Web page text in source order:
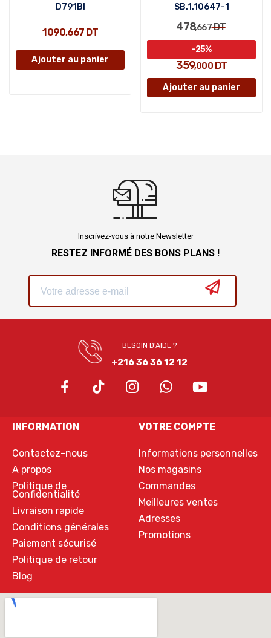
D791BI
1 090,667 DT
Ajouter au panier
SB.1.10647-1
478,667DT
359,000DT
-25%
Ajouter au panier
Inscrivez-vous à notre Newsletter
RESTEZ INFORMÉ DES BONS PLANS !
BESOIN D'AIDE ?
+216 36 36 12 12
INFORMATION
Contactez-nous
A propos
Politique de
Confidentialité
Livraison rapide
Conditions générales
Paiement sécurisé
Politique de retour
Blog
VOTRE COMPTE
Informations personnelles
Nos magasins
Commandes
Meilleures ventes
Adresses
Promotions